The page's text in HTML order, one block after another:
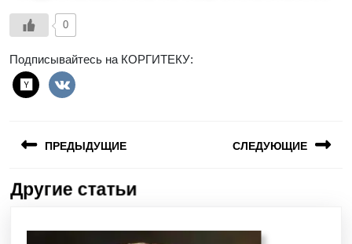
0
Подписывайтесь на КОРГИТЕКУ:
ПРЕДЫДУЩИЕ СЛЕДУЮЩИЕ
Другие статьи